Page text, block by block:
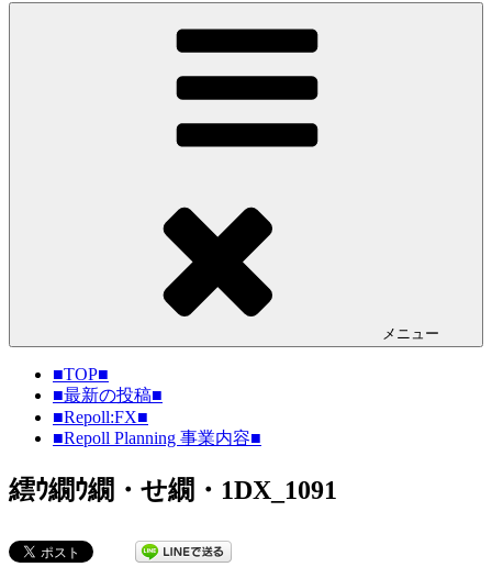
メニュー
■TOP■
■最新の投稿■
■Repoll:FX■
■Repoll Planning 事業内容■
繧ｳ繝ｳ繝・せ繝・1DX_1091